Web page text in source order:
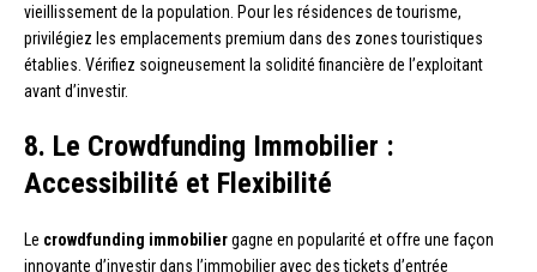
vieillissement de la population. Pour les résidences de tourisme,
privilégiez les emplacements premium dans des zones touristiques
établies. Vérifiez soigneusement la solidité financière de l’exploitant
avant d’investir.
8. Le Crowdfunding Immobilier :
Accessibilité et Flexibilité
Le crowdfunding immobiliergagne en popularité et offre une façon
innovante d’investir dans l’immobilier avec des tickets d’entrée